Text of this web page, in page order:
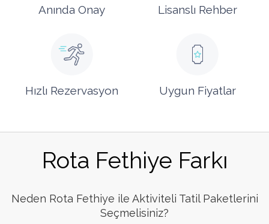
Anında Onay Lisanslı Rehber
Hızlı Rezervasyon Uygun Fiyatlar
Rota Fethiye Farkı
Neden Rota Fethiye ile Aktiviteli Tatil Paketlerini
Seçmelisiniz?